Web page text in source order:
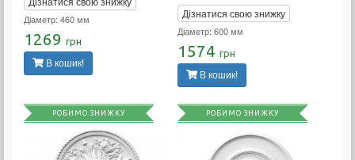
Діаметр: 460 мм
1269 грн
В кошик!
Дізнатися свою знижку
Діаметр: 600 мм
1574 грн
В кошик!
РОБИМО ЗНИЖКУ РОБИМО ЗНИЖКУ